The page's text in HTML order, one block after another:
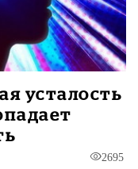
усталость
2695